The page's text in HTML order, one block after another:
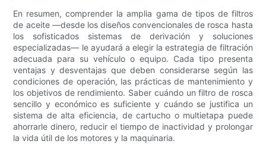
En resumen, comprender la amplia gama de tipos de filtros
de aceite —desde los diseños convencionales de rosca hasta
los sofisticados sistemas de derivación y soluciones
especializadas— le ayudará a elegir la estrategia de filtración
adecuada para su vehículo o equipo. Cada tipo presenta
ventajas y desventajas que deben considerarse según las
condiciones de operación, las prácticas de mantenimiento y
los objetivos de rendimiento. Saber cuándo un filtro de rosca
sencillo y económico es suficiente y cuándo se justifica un
sistema de alta eficiencia, de cartucho o multietapa puede
ahorrarle dinero, reducir el tiempo de inactividad y prolongar
la vida útil de los motores y la maquinaria.